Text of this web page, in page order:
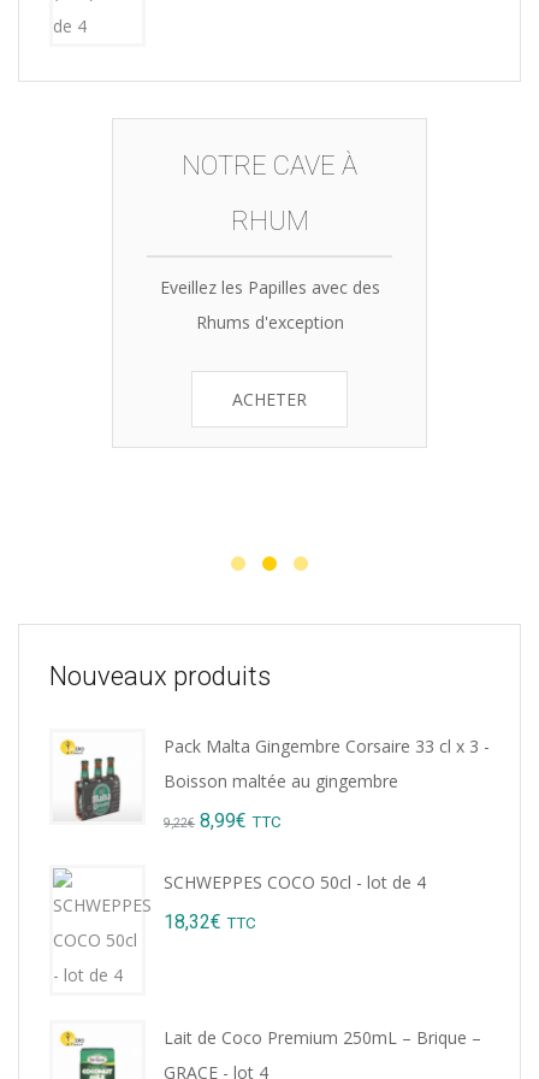
NOTRE CAVE À
RHUM
Eveillez les Papilles avec des
Rhums d'exception
ACHETER
Nouveaux produits
Pack Malta Gingembre Corsaire 33 cl x 3 -
Boisson maltée au gingembre
9,22€ Original
8,99€ Current
TTC
SCHWEPPES COCO 50cl - lot de 4
18,32€ TTC
Lait de Coco Premium 250mL – Brique –
GRACE - lot 4